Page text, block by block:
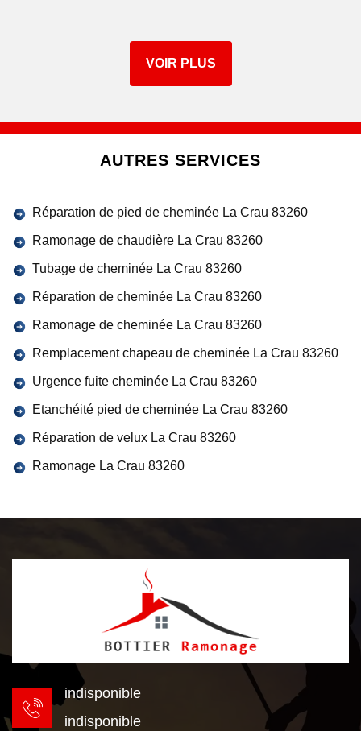
VOIR PLUS
AUTRES SERVICES
Réparation de pied de cheminée La Crau 83260
Ramonage de chaudière La Crau 83260
Tubage de cheminée La Crau 83260
Réparation de cheminée La Crau 83260
Ramonage de cheminée La Crau 83260
Remplacement chapeau de cheminée La Crau 83260
Urgence fuite cheminée La Crau 83260
Etanchéité pied de cheminée La Crau 83260
Réparation de velux La Crau 83260
Ramonage La Crau 83260
indisponible
indisponible